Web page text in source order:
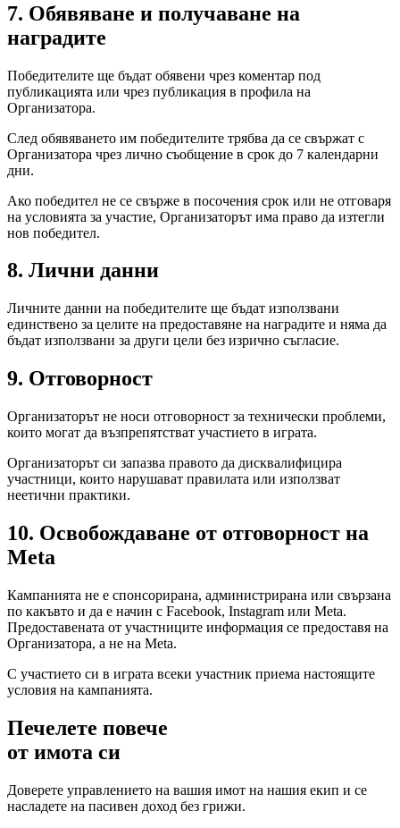
7. Обявяване и получаване на
наградите
Победителите ще бъдат обявени чрез коментар под
публикацията или чрез публикация в профила на
Организатора.
След обявяването им победителите трябва да се свържат с
Организатора чрез лично съобщение в срок до 7 календарни
дни.
Ако победител не се свърже в посочения срок или не отговаря
на условията за участие, Организаторът има право да изтегли
нов победител.
8. Лични данни
Личните данни на победителите ще бъдат използвани
единствено за целите на предоставяне на наградите и няма да
бъдат използвани за други цели без изрично съгласие.
9. Отговорност
Организаторът не носи отговорност за технически проблеми,
които могат да възпрепятстват участието в играта.
Организаторът си запазва правото да дисквалифицира
участници, които нарушават правилата или използват
неетични практики.
10. Освобождаване от отговорност на
Meta
Кампанията не е спонсорирана, администрирана или свързана
по какъвто и да е начин с Facebook, Instagram или Meta.
Предоставената от участниците информация се предоставя на
Организатора, а не на Meta.
С участието си в играта всеки участник приема настоящите
условия на кампанията.
Печелете повече
от имота си
Доверете управлението на вашия имот на нашия екип и се
насладете на пасивен доход без грижи.